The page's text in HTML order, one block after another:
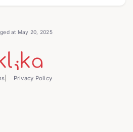
at May 20, 2025
Privacy Policy